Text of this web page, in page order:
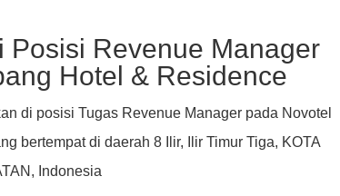
Posisi Revenue Manager
Hotel & Residence
di posisi Tugas Revenue Manager pada Novotel
bertempat di daerah 8 Ilir, Ilir Timur Tiga, KOTA
Indonesia